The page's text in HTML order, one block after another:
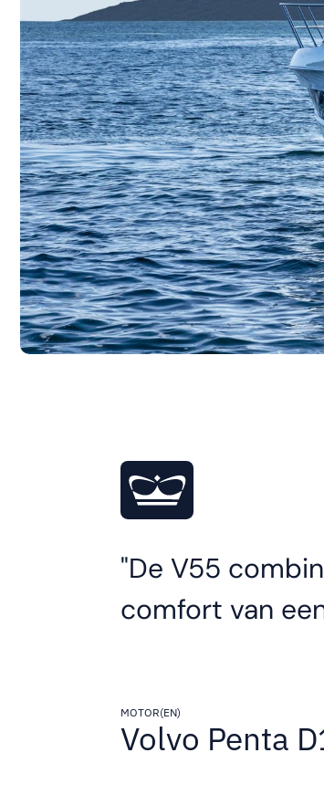
De V55
comfort van
MOTOR(EN)
Volvo Penta